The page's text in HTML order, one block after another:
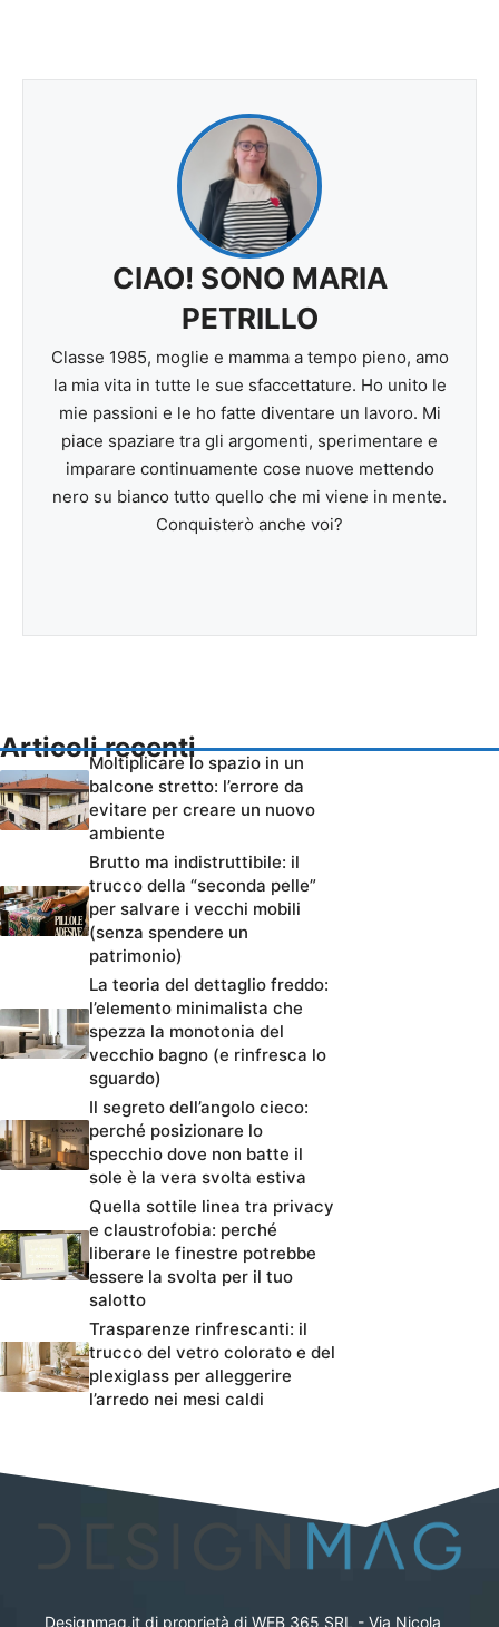
CIAO! SONO MARIA
PETRILLO
Classe 1985, moglie e mamma a tempo pieno, amo
la mia vita in tutte le sue sfaccettature. Ho unito le
mie passioni e le ho fatte diventare un lavoro. Mi
piace spaziare tra gli argomenti, sperimentare e
imparare continuamente cose nuove mettendo
nero su bianco tutto quello che mi viene in mente.
Conquisterò anche voi?
Articoli recenti
Moltiplicare lo spazio in un
balcone stretto: l’errore da
evitare per creare un nuovo
ambiente
Brutto ma indistruttibile: il
trucco della “seconda pelle”
per salvare i vecchi mobili
(senza spendere un
patrimonio)
La teoria del dettaglio freddo:
l’elemento minimalista che
spezza la monotonia del
vecchio bagno (e rinfresca lo
sguardo)
Il segreto dell’angolo cieco:
perché posizionare lo
specchio dove non batte il
sole è la vera svolta estiva
Quella sottile linea tra privacy
e claustrofobia: perché
liberare le finestre potrebbe
essere la svolta per il tuo
salotto
Trasparenze rinfrescanti: il
trucco del vetro colorato e del
plexiglass per alleggerire
l’arredo nei mesi caldi
Designmag.it di proprietà di WEB 365 SRL - Via Nicola